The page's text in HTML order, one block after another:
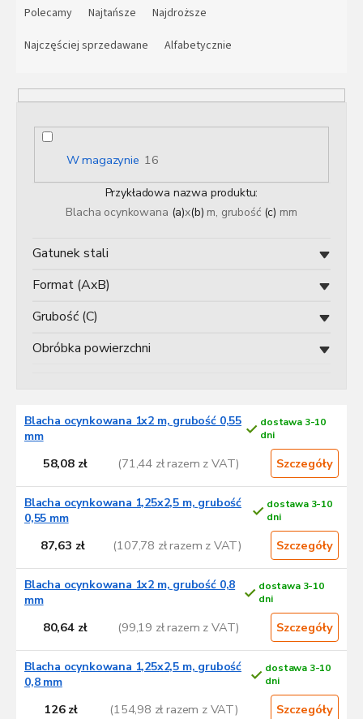
cynkowanie ogniowe metodą zanurzeniową
przeznaczone do najbardziej wymagających i
agresywnych środowisk.Dostawa na terenie całej
a
Polecamy Najtańsze
Najdroższe
Najczęściej sprzedawane
Alfabetycznie
W magazynie 16
Przykładowa nazwa produktu:
Blacha ocynkowana (a)x(b) m, grubość (c) mm
Format (AxB)
Gatunek stali
Grubość (C)
Obróbka powierzchni
a
p
u
w
Blacha ocynkowana 1x2 m, grubość 0,55
mm
dostawa 3-10
dni
58,08 zł (71,44 zł razem z VAT) Szczegóły
Blacha ocynkowana 1,25x2,5 m, grubość
0,55 mm
dostawa 3-10
dni
87,63 zł (107,78 zł razem z VAT) Szczegóły
Blacha ocynkowana 1x2 m, grubość 0,8
mm
dostawa 3-10
dni
80,64 zł (99,19 zł razem z VAT) Szczegóły
Blacha ocynkowana 1,25x2,5 m, grubość
0,8 mm
dostawa 3-10
dni
126 zł (154,98 zł razem z VAT) Szczegóły